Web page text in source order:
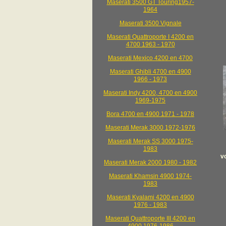
Maserati 3500 GT Touring1957-
1964
Maserati 3500 Vignale
Maserati Quattroporte I 4200 en
4700 1963 - 1970
Maserati Mexico 4200 en 4700
Maserati Ghibli 4700 en 4900
1966 - 1973
Maserati Indy 4200, 4700 en 4900
1969-1975
Bora 4700 en 4900 1971 - 1978
Maserati Merak 3000 1972-1976
Maserati Merak SS 3000 1975-
1983
Maserati Merak 2000 1980 - 1982
Maserati Khamsin 4900 1974-
1983
Maserati Kyalami 4200 en 4900
1976 - 1983
Maserati Quattroporte III 4200 en